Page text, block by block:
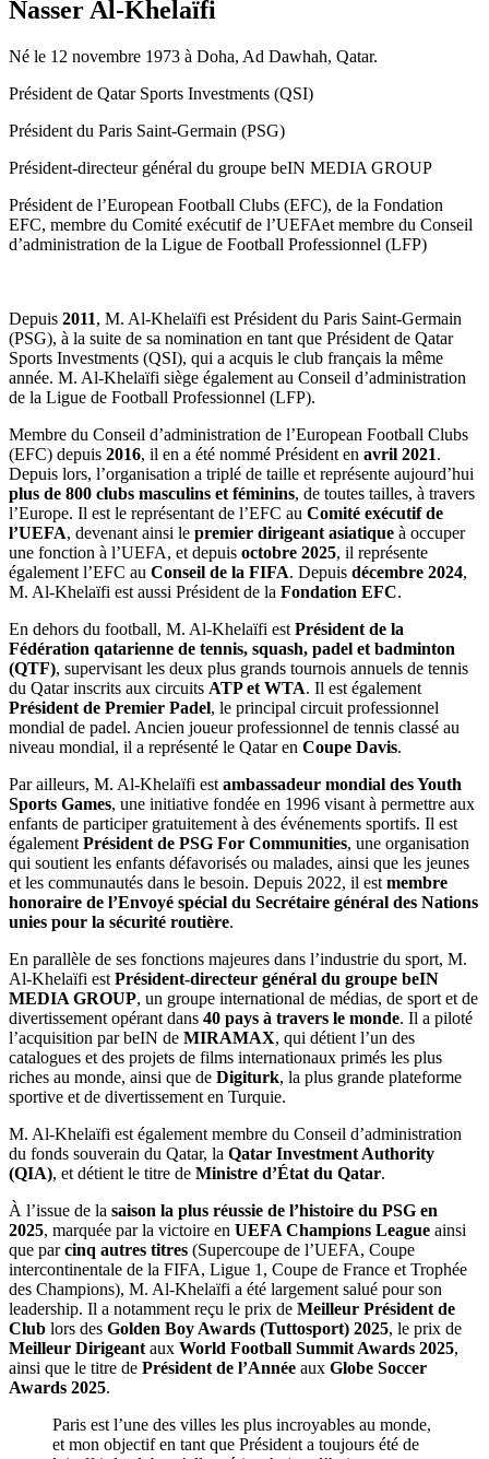
Nasser Al-Khelaïfi
Né le 12 novembre 1973 à Doha, Ad Dawhah, Qatar.
Président de Qatar Sports Investments (QSI)
Président du Paris Saint-Germain (PSG)
Président-directeur général du groupe beIN MEDIA GROUP
Président de l’European Football Clubs (EFC), de la Fondation
EFC, membre du Comité exécutif de l’UEFAet membre du Conseil
d’administration de la Ligue de Football Professionnel (LFP)
Depuis 2011, M. Al-Khelaïfi est Président du Paris Saint-Germain
(PSG), à la suite de sa nomination en tant que Président de Qatar
Sports Investments (QSI), qui a acquis le club français la même
année. M. Al-Khelaïfi siège également au Conseil d’administration
de la Ligue de Football Professionnel (LFP).
Membre du Conseil d’administration de l’European Football Clubs
(EFC) depuis 2016, il en a été nommé Président en avril 2021.
Depuis lors, l’organisation a triplé de taille et représente aujourd’hui
plus de 800 clubs masculins et féminins, de toutes tailles, à travers
l’Europe. Il est le représentant de l’EFC au Comité exécutif de
l’UEFA, devenant ainsi le premier dirigeant asiatique à occuper
une fonction à l’UEFA, et depuis octobre 2025, il représente
également l’EFC au Conseil de la FIFA. Depuis décembre 2024,
M. Al-Khelaïfi est aussi Président de la Fondation EFC.
En dehors du football, M. Al-Khelaïfi est Président de la
Fédération qatarienne de tennis, squash, padel et badminton
(QTF), supervisant les deux plus grands tournois annuels de tennis
du Qatar inscrits aux circuits ATP et WTA. Il est également
Président de Premier Padel, le principal circuit professionnel
mondial de padel. Ancien joueur professionnel de tennis classé au
niveau mondial, il a représenté le Qatar en Coupe Davis.
Par ailleurs, M. Al-Khelaïfi est ambassadeur mondial des Youth
Sports Games, une initiative fondée en 1996 visant à permettre aux
enfants de participer gratuitement à des événements sportifs. Il est
également Président de PSG For Communities, une organisation
qui soutient les enfants défavorisés ou malades, ainsi que les jeunes
et les communautés dans le besoin. Depuis 2022, il est membre
honoraire de l’Envoyé spécial du Secrétaire général des Nations
unies pour la sécurité routière.
En parallèle de ses fonctions majeures dans l’industrie du sport, M.
Al-Khelaïfi est Président-directeur général du groupe beIN
MEDIA GROUP, un groupe international de médias, de sport et de
divertissement opérant dans 40 pays à travers le monde. Il a piloté
l’acquisition par beIN de MIRAMAX, qui détient l’un des
catalogues et des projets de films internationaux primés les plus
riches au monde, ainsi que de Digiturk, la plus grande plateforme
sportive et de divertissement en Turquie.
M. Al-Khelaïfi est également membre du Conseil d’administration
du fonds souverain du Qatar, la Qatar Investment Authority
(QIA), et détient le titre de Ministre d’État du Qatar.
À l’issue de la saison la plus réussie de l’histoire du PSG en
2025, marquée par la victoire en UEFA Champions League ainsi
que parcinq autres titres (Supercoupe de l’UEFA, Coupe
intercontinentale de la FIFA, Ligue 1, Coupe de France et Trophée
des Champions), M. Al-Khelaïfi a été largement salué pour son
leadership. Il a notamment reçu le prix de Meilleur Président de
Club lors des Golden Boy Awards (Tuttosport) 2025, le prix de
Meilleur Dirigeant aux World Football Summit Awards 2025,
ainsi que le titre de Président de l’Année aux Globe Soccer
Awards 2025.
Paris est l’une des villes les plus incroyables au monde,
et mon objectif en tant que Président a toujours été de